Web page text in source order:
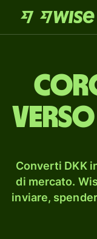
verso
Converti DKK
di mercato.
inviare,